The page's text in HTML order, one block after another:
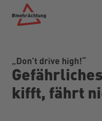
„Don’t drive high!“
kifft, fährt